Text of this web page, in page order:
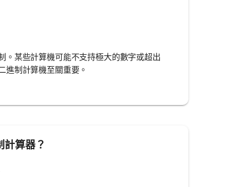
。某些計算機可能不支持極大的數字或超出
進制計算機至關重要。
算器？